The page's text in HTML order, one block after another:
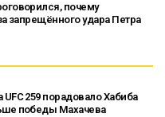
почему
запрещённого удара Петра
259 порадовало Хабиба
победы Махачева